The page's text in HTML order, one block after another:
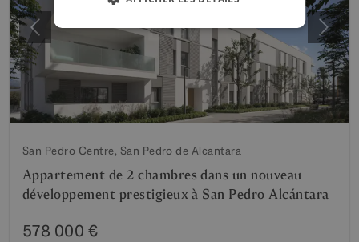
Précédent
San Pedro Centre, San Pedro de Alcantara
Appartement de 2 chambres dans un nouveau
développement prestigieux à San Pedro Alcántara
578 000 €